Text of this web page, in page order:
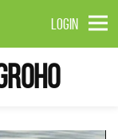
LOGIN